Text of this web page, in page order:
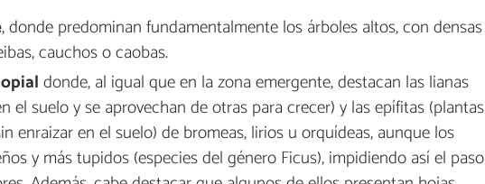
, donde predominan fundamentalmente los árboles altos, con densas
cauchos o caobas.
donde, al igual que en la zona emergente, destacan las lianas
el suelo y se aprovechan de otras para crecer) y las epífitas (plantas
enraizar en el suelo) de bromeas, lirios u orquídeas, aunque los
y más tupidos (especies del género Ficus), impidiendo así el paso